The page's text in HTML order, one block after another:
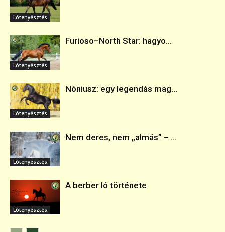
Lótenyésztés
Lótenyésztés
Furioso–North Star: hagyo...
Lótenyésztés
Nóniusz: egy legendás mag...
Lótenyésztés
Nem deres, nem „almás” – ...
Lótenyésztés
A berber ló története